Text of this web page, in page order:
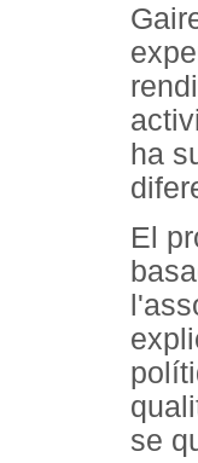
ha
El
se